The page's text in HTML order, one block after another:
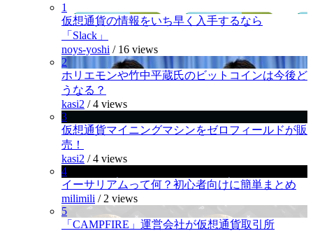
1
仮想通貨の情報をいち早く入手するなら
「Slack」
noys-yoshi / 16 views
2
ホリエモンや竹中平蔵氏のビットコインは今後ど
うなる？
kasi2 /4 views
3
仮想通貨マイニングマシンをゼロフィールドが販
売！
kasi2 /4 views
4
イーサリアムって何？初心者向けに簡単まとめ
milimili / 2 views
5
「CAMPFIRE」運営会社が仮想通貨取引所